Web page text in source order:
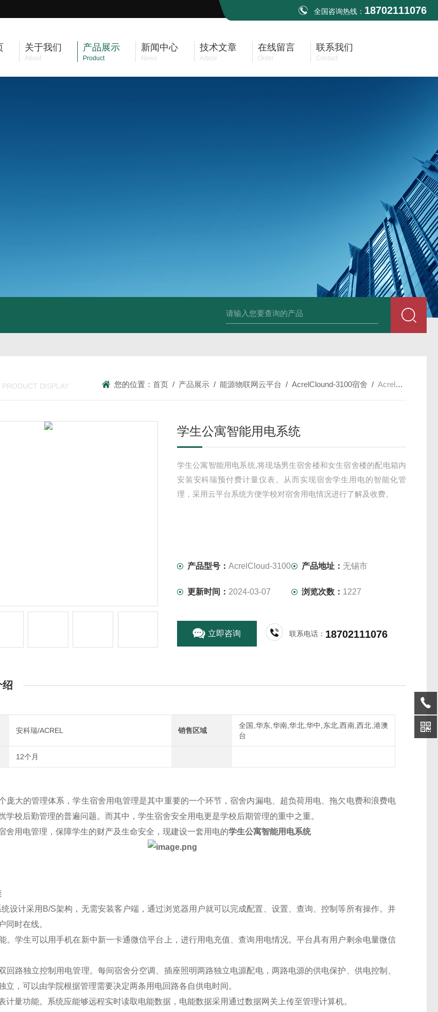
全国咨询热线： 18702111076
关于我们
About
产品展示
Product
新闻中心
News
技术文章
Article
在线留言
Order
联系我们
Contact
PRODUCT DISPLAY 您的位置：首页 / 产品展示 /能源物联网云平台 /AcrelClound-3100宿舍 /AcrelCloud-3100学生公寓智能用电系统
学生公寓智能用电系统
学生公寓智能用电系统,将现场男生宿舍楼和女生宿舍楼的配电箱内
安装安科瑞预付费计量仪表。从而实现宿舍学生用电的智能化管
理，采用云平台系统方便学校对宿舍用电情况进行了解及收费。
产品型号： AcrelCloud-3100 产品地址： 无锡市
更新时间： 2024-03-07 浏览次数： 1227
立即咨询 联系电话： 18702111076
绍
安科瑞/ACREL 销售区域
全国,华东,华南,华北,华中,东北,西南,西北,港澳
台
12个月
庞大的管理体系，学生宿舍用电管理是其中重要的一个环节，宿舍内漏电、超负荷用电、拖欠电费和浪费电
学校后勤管理的普遍问题。而其中，学生宿舍安全用电更是学校后期管理的重中之重。
舍用电管理，保障学生的财产及生命安全，现建设一套用电的学生公寓智能用电系统
设计采用B/S架构，无需安装客户端，通过浏览器用户就可以完成配置、设置、查询、控制等所有操作。并
同时在线。
。学生可以用手机在新中新一卡通微信平台上，进行用电充值、查询用电情况。平台具有用户剩余电量微信
回路独立控制用电管理。每间宿舍分空调、插座照明两路独立电源配电，两路电源的供电保护、供电控制、
立，可以由学院根据管理需要决定两条用电回路各自供电时间。
量功能。系统应能够远程实时读取电能数据，电能数据采用通过数据网关上传至管理计算机。